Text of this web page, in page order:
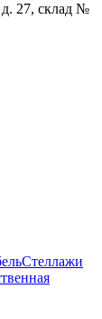
д. 27, склад №
Стеллажи